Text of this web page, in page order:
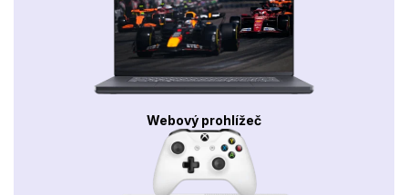
Webový prohlížeč